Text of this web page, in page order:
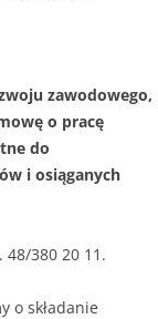
zawodowego,
o pracę
do
i osiąganych
380 20 11.
o składanie